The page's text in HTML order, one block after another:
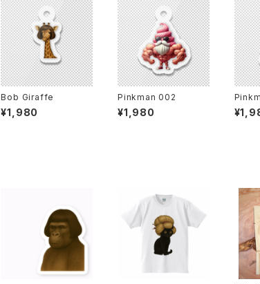
Bob Giraffe
¥1,980
Pinkman 002
¥1,980